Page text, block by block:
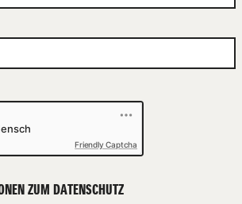
Friendly Captcha
ZUM DATENSCHUTZ